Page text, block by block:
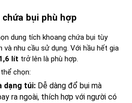
bụi phù hợp
dung tích khoang chứa bụi tùy
và nhu cầu sử dụng. Với hầu hết gia
lít trở lên là phù hợp.
chọn:
dạng túi: Dễ dàng đổ bụi mà
ra ngoài, thích hợp với người có